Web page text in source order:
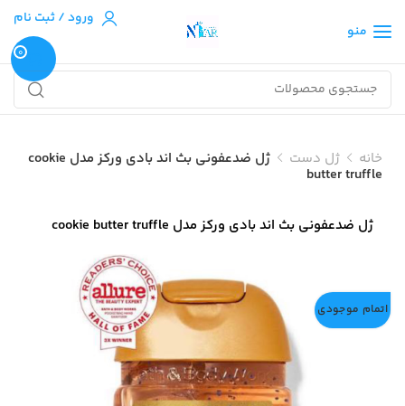
منو
ورود / ثبت نام
0
خانه ژل دست ژل ضدعفونی بث اند بادی ورکز مدل cookie
butter truffle
اتمام موجودی
ژل ضدعفونی بث اند بادی ورکز مدل cookie butter truffle